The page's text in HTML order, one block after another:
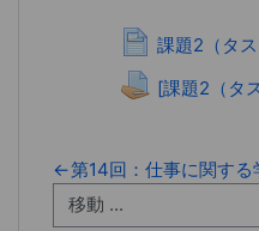
課題2（タ
[課題2（タ
←第14回：仕事に関す